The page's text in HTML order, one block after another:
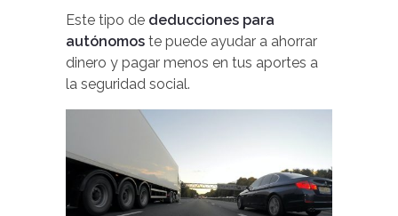
Este tipo de deducciones para
autónomos te puede ayudar a ahorrar
dinero y pagar menos en tus aportes a
la seguridad social.